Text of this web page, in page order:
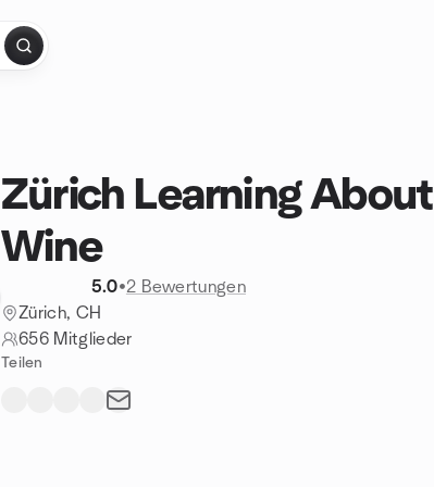
Zürich Learning About
Wine
5.0•2 Bewertungen
Zürich, CH
656 Mitglieder
Teilen